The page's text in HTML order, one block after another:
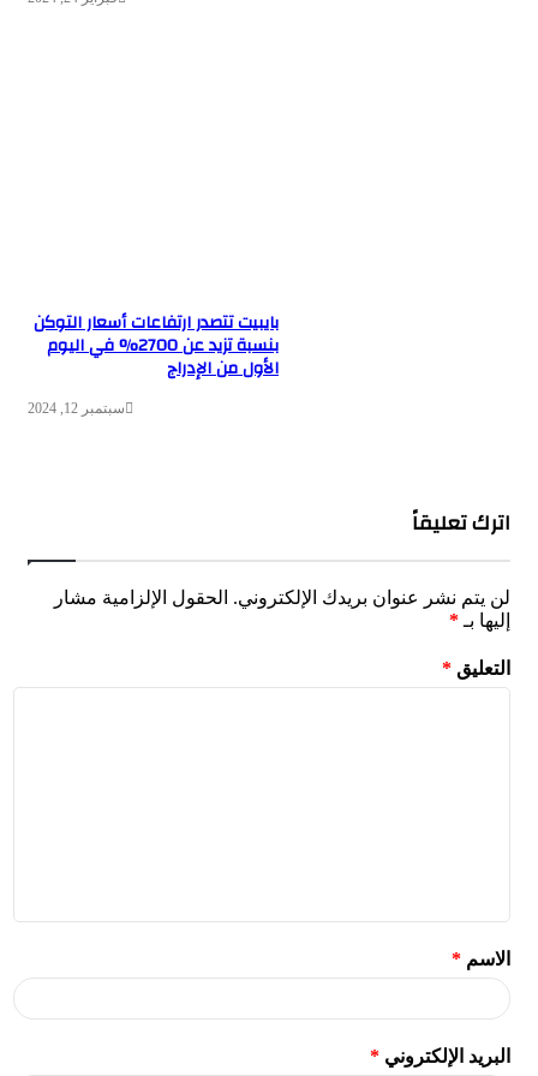
بايبيت تتصدر ارتفاعات أسعار التوكن
بنسبة تزيد عن 2700% في اليوم
الأول من الإدراج
سبتمبر 12, 2024
اترك تعليقاً
لن يتم نشر عنوان بريدك الإلكتروني. الحقول الإلزامية مشار
إليها بـ *
التعليق *
الاسم *
البريد الإلكتروني *